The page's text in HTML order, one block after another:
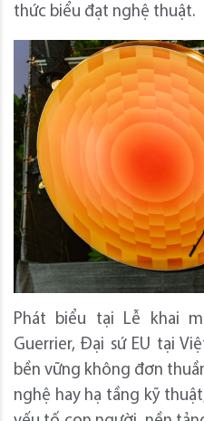
thức biểu đạt nghệ thuật.
Phát biểu tại Lễ khai
Guerrier, Đại sứ EU tại
bền vững không đơn
nghệ hay hạ tầng kỹ